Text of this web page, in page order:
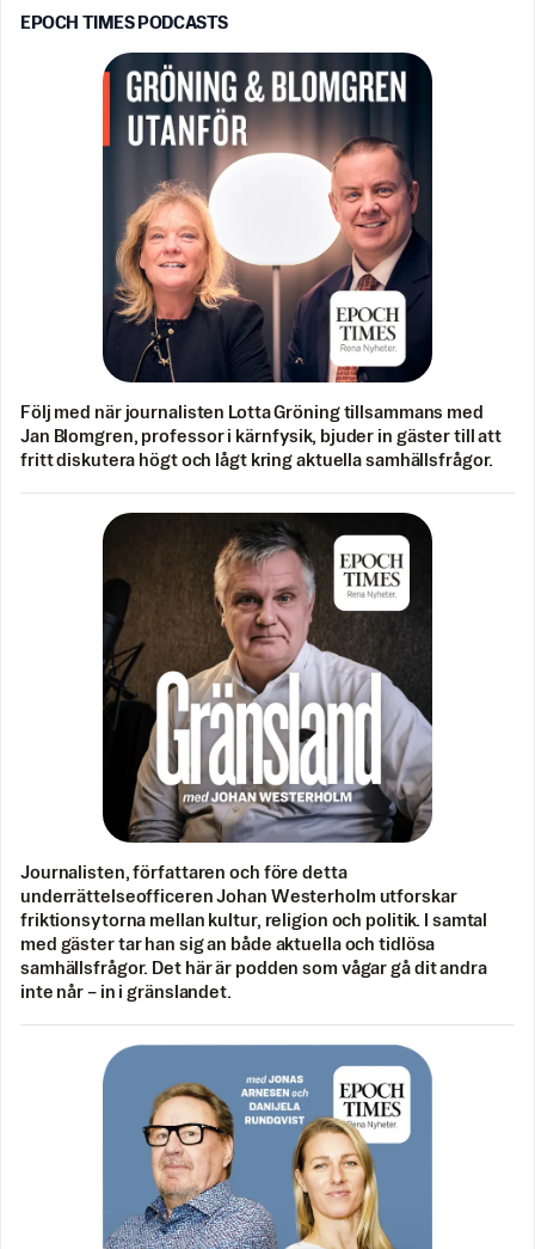
EPOCH TIMES PODCASTS
Följ med när journalisten Lotta Gröning tillsammans med
Jan Blomgren, professor i kärnfysik, bjuder in gäster till att
fritt diskutera högt och lågt kring aktuella samhällsfrågor.
Journalisten, författaren och före detta
underrättelseofficeren Johan Westerholm utforskar
friktionsytorna mellan kultur, religion och politik. I samtal
med gäster tar han sig an både aktuella och tidlösa
samhällsfrågor. Det här är podden som vågar gå dit andra
inte når – in i gränslandet.